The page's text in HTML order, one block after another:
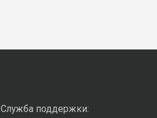
Служба поддержки: